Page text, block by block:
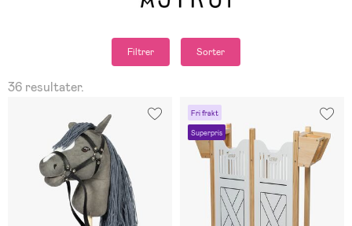
Filtrer Sorter
36 resultater.
Fri frakt
Superpris